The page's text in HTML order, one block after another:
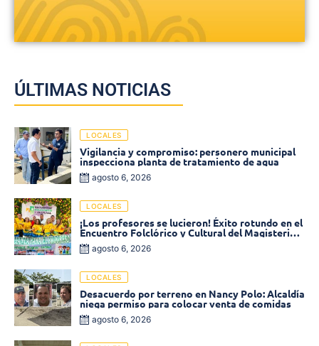
ÚLTIMAS NOTICIAS
LOCALES
Vigilancia y compromiso: personero municipal
inspecciona planta de tratamiento de agua
agosto 6, 2026
LOCALES
¡Los profesores se lucieron! Éxito rotundo en el
Encuentro Folclórico y Cultural del Magisterio
2026 en Ciénaga
agosto 6, 2026
LOCALES
Desacuerdo por terreno en Nancy Polo: Alcaldía
niega permiso para colocar venta de comidas
agosto 6, 2026